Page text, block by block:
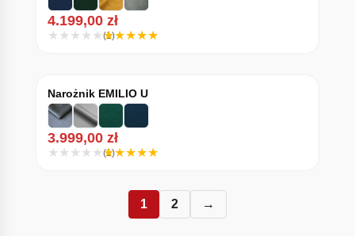
4.199,00 zł
(1)
Narożnik EMILIO U
3.999,00 zł
(1)
1 2 →